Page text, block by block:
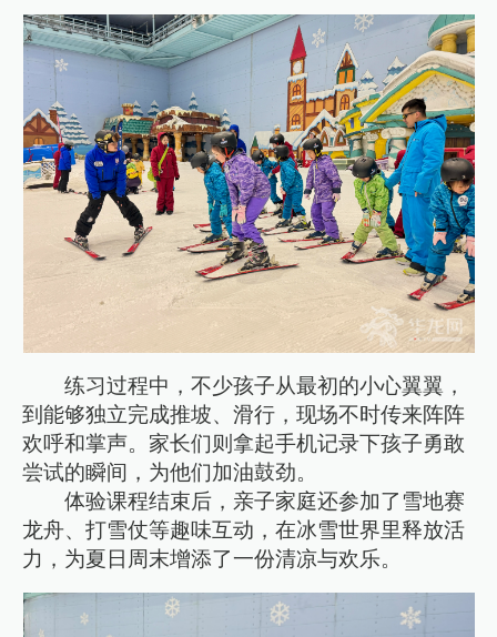
练习过程中，不少孩子从最初的小心翼翼，
到能够独立完成推坡、滑行，现场不时传来阵阵
欢呼和掌声。家长们则拿起手机记录下孩子勇敢
尝试的瞬间，为他们加油鼓劲。
体验课程结束后，亲子家庭还参加了雪地赛
龙舟、打雪仗等趣味互动，在冰雪世界里释放活
力，为夏日周末增添了一份清凉与欢乐。